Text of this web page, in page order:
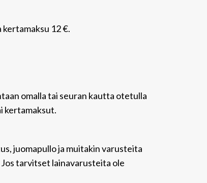
kertamaksu 12 €.
omalla tai seuran kautta otetulla
kertamaksut.
juomapullo ja muitakin varusteita
Jos tarvitset lainavarusteita ole